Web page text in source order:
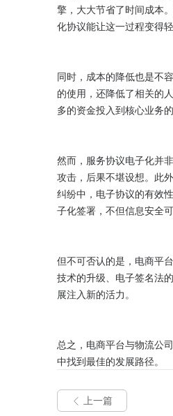
擎，大大节省了时间成本
化协议能让这一过程变得轻
同时，成本的降低也是不
的使用，还降低了相关的
多的资金投入到核心业务的
然而，服务协议电子化并
攻击，后果不堪设想。此
纠纷中，电子协议的有效
子化签署，不但信息安全
但不可否认的是，电商平
技术的升级、电子签名法
展注入新的活力。
总之，电商平台与物流公
中找到最佳的发展路径。
上一篇